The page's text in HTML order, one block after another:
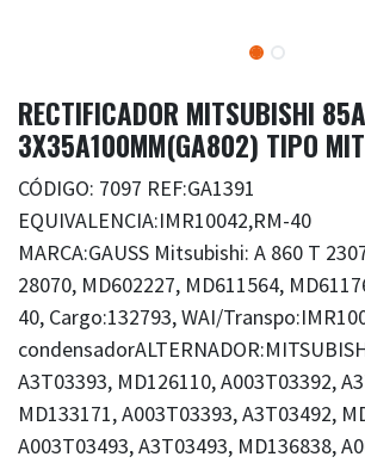
RECTIFICADOR MITSUBISHI
3X35A100MM(GA802) TIPO
CÓDIGO: 7097 REF:GA1391
EQUIVALENCIA:IMR10042,RM-40
MARCA:GAUSS Mitsubishi: A 860 T
28070, MD602227, MD611564,
40, Cargo:132793, WAI/
A3T03393, MD126110, A003T03392,
MD133171, A003T03393, A3T03492,
A003T03493, A3T03493, MD136838,